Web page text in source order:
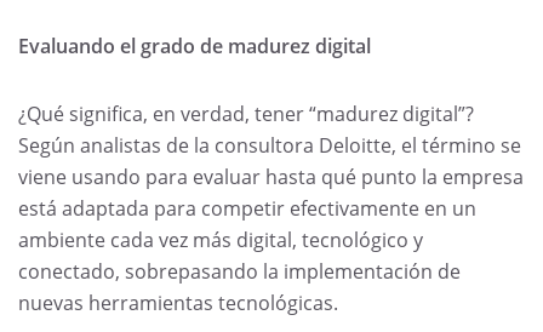
Evaluando el grado de madurez digital
¿Qué significa, en verdad, tener “madurez digital”?
Según analistas de la consultora Deloitte, el término se
viene usando para evaluar hasta qué punto la empresa
está adaptada para competir efectivamente en un
ambiente cada vez más digital, tecnológico y
conectado, sobrepasando la implementación de
nuevas herramientas tecnológicas.